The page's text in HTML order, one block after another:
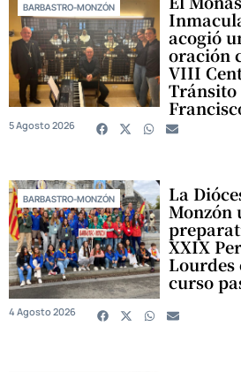
BARBASTRO-MONZÓN
acogió
oración
VIII
Tránsito
5 Agosto 2026
BARBASTRO-MONZÓN La
Monzón
XXIX
Lourdes
curso
4 Agosto 2026